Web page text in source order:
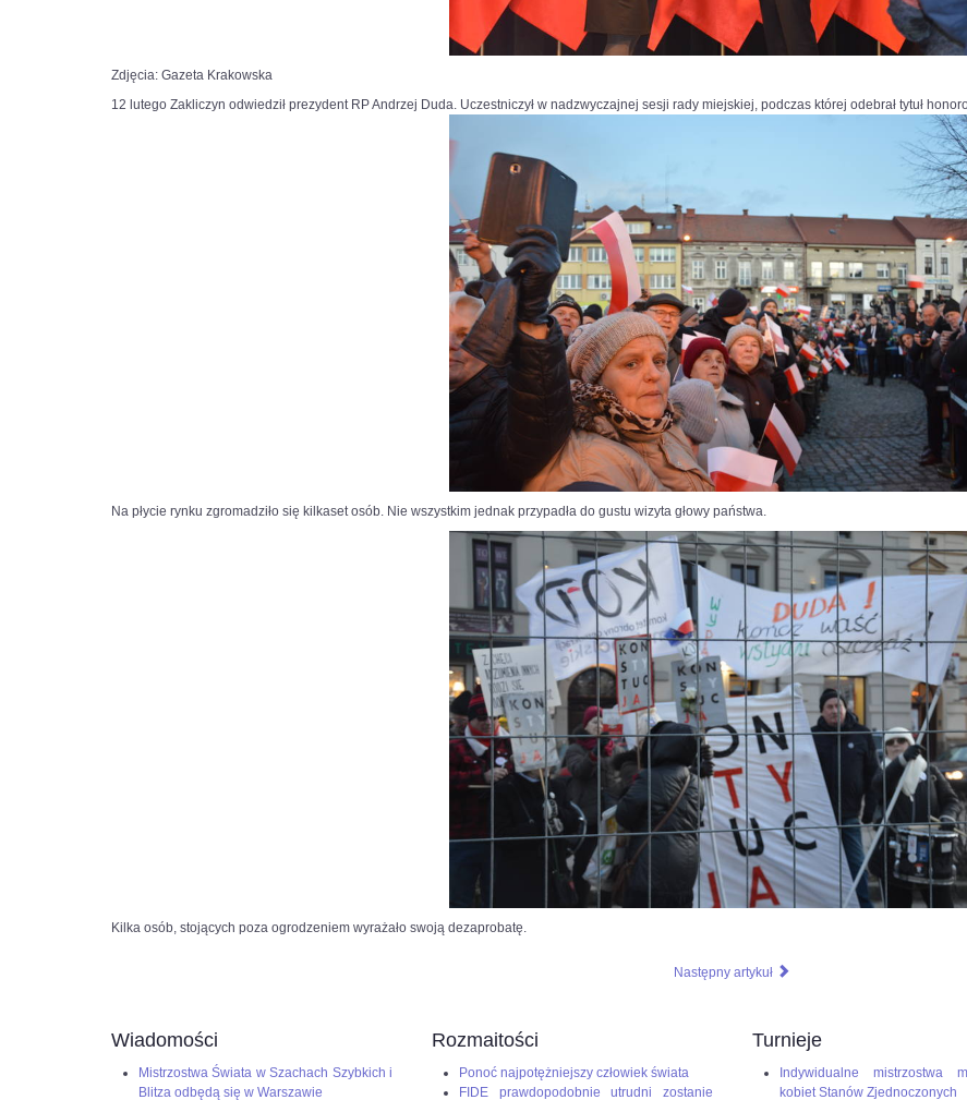
Zdjęcia: Gazeta Krakowska
12 lutego Zakliczyn odwiedził prezydent RP Andrzej Duda. Uczestniczył w nadzwyczajnej sesji rady miejskiej, podczas której odebrał tytuł
Na płycie rynku zgromadziło się kilkaset osób. Nie wszystkim jednak przypadła do gustu wizyta głowy państwa.
Kilka osób, stojących poza ogrodzeniem wyrażało swoją dezaprobatę.
Następny artykuł
Wiadomości
Mistrzostwa Świata w Szachach Szybkich i
Blitza odbędą się w Warszawie
Rozmaitości
Ponoć najpotężniejszy człowiek świata
FIDE prawdopodobnie utrudni zostanie
Turnieje
Indywidualne mistrzostwa
kobiet Stanów Zjednoczonych